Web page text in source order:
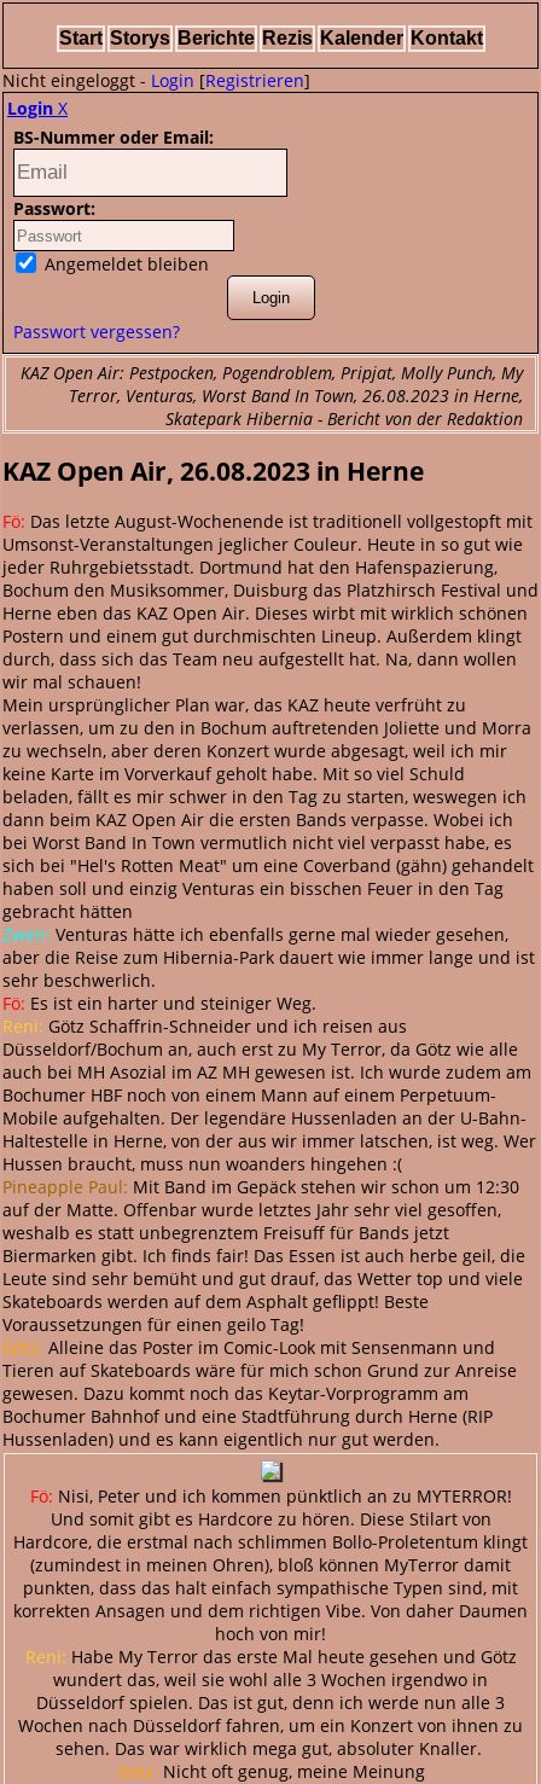
Start Storys Berichte Rezis Kalender Kontakt
Nicht eingeloggt - Login [Registrieren]
Login X
BS-Nummer oder Email:
Passwort:
Angemeldet bleiben
Passwort vergessen?
KAZ Open Air: Pestpocken, Pogendroblem, Pripjat, Molly Punch, My
Terror, Venturas, Worst Band In Town, 26.08.2023 in Herne,
Skatepark Hibernia - Bericht von der Redaktion
KAZ Open Air, 26.08.2023 in Herne
Fö: Das letzte August-Wochenende ist traditionell vollgestopft mit
Umsonst-Veranstaltungen jeglicher Couleur. Heute in so gut wie
jeder Ruhrgebietsstadt. Dortmund hat den Hafenspazierung,
Bochum den Musiksommer, Duisburg das Platzhirsch Festival und
Herne eben das KAZ Open Air. Dieses wirbt mit wirklich schönen
Postern und einem gut durchmischten Lineup. Außerdem klingt
durch, dass sich das Team neu aufgestellt hat. Na, dann wollen
wir mal schauen!
Mein ursprünglicher Plan war, das KAZ heute verfrüht zu
verlassen, um zu den in Bochum auftretenden Joliette und Morra
zu wechseln, aber deren Konzert wurde abgesagt, weil ich mir
keine Karte im Vorverkauf geholt habe. Mit so viel Schuld
beladen, fällt es mir schwer in den Tag zu starten, weswegen ich
dann beim KAZ Open Air die ersten Bands verpasse. Wobei ich
bei Worst Band In Town vermutlich nicht viel verpasst habe, es
sich bei "Hel's Rotten Meat" um eine Coverband (gähn) gehandelt
haben soll und einzig Venturas ein bisschen Feuer in den Tag
gebracht hätten
Zwen: Venturas hätte ich ebenfalls gerne mal wieder gesehen,
aber die Reise zum Hibernia-Park dauert wie immer lange und ist
sehr beschwerlich.
Fö: Es ist ein harter und steiniger Weg.
Reni: Götz Schaffrin-Schneider und ich reisen aus
Düsseldorf/Bochum an, auch erst zu My Terror, da Götz wie alle
auch bei MH Asozial im AZ MH gewesen ist. Ich wurde zudem am
Bochumer HBF noch von einem Mann auf einem Perpetuum-
Mobile aufgehalten. Der legendäre Hussenladen an der U-Bahn-
Haltestelle in Herne, von der aus wir immer latschen, ist weg. Wer
Hussen braucht, muss nun woanders hingehen :(
Pineapple Paul: Mit Band im Gepäck stehen wir schon um 12:30
auf der Matte. Offenbar wurde letztes Jahr sehr viel gesoffen,
weshalb es statt unbegrenztem Freisuff für Bands jetzt
Biermarken gibt. Ich finds fair! Das Essen ist auch herbe geil, die
Leute sind sehr bemüht und gut drauf, das Wetter top und viele
Skateboards werden auf dem Asphalt geflippt! Beste
Voraussetzungen für einen geilo Tag!
Götz: Alleine das Poster im Comic-Look mit Sensenmann und
Tieren auf Skateboards wäre für mich schon Grund zur Anreise
gewesen. Dazu kommt noch das Keytar-Vorprogramm am
Bochumer Bahnhof und eine Stadtführung durch Herne (RIP
Hussenladen) und es kann eigentlich nur gut werden.
Fö: Nisi, Peter und ich kommen pünktlich an zu MYTERROR!
Und somit gibt es Hardcore zu hören. Diese Stilart von
Hardcore, die erstmal nach schlimmen Bollo-Proletentum klingt
(zumindest in meinen Ohren), bloß können MyTerror damit
punkten, dass das halt einfach sympathische Typen sind, mit
korrekten Ansagen und dem richtigen Vibe. Von daher Daumen
hoch von mir!
Reni: Habe My Terror das erste Mal heute gesehen und Götz
wundert das, weil sie wohl alle 3 Wochen irgendwo in
Düsseldorf spielen. Das ist gut, denn ich werde nun alle 3
Wochen nach Düsseldorf fahren, um ein Konzert von ihnen zu
sehen. Das war wirklich mega gut, absoluter Knaller.
Götz: Nicht oft genug, meine Meinung